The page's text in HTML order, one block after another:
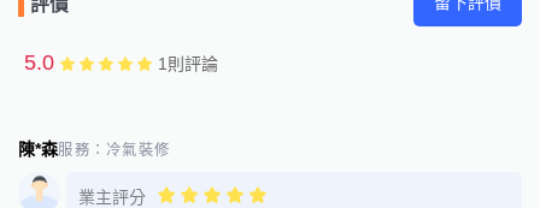
評價
5.0 1 則評論
陳*森服務： 冷氣裝修
業主評分